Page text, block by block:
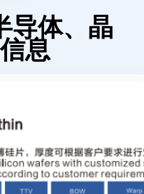
导体、晶
息